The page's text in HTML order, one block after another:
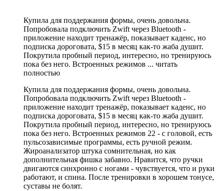
Купила для поддержания формы, очень довольна.
Попробовала подключить Zwift через Bluetooth -
приложение находит тренажёр, показывает каденс, но
подписка дороговата, $15 в месяц как-то жаба душит.
Покрутила пробный период, интересно, но тренируюсь
пока без него. Встроенных режимов ... читать
полностью
Купила для поддержания формы, очень довольна.
Попробовала подключить Zwift через Bluetooth -
приложение находит тренажёр, показывает каденс, но
подписка дороговата, $15 в месяц как-то жаба душит.
Покрутила пробный период, интересно, но тренируюсь
пока без него. Встроенных режимов 22 - с головой, есть
пульсозависимые программы, есть ручной режим.
Жироанализатор штука сомнительная, но как
дополнительная фишка забавно. Нравится, что ручки
двигаются синхронно с ногами - чувствуется, что и руки
работают, и спина. После тренировки в хорошем тонусе,
суставы не болят.